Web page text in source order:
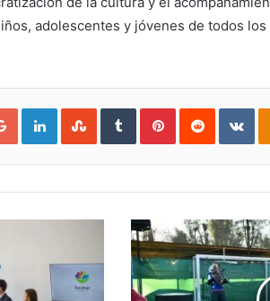
adolescentes y jóvenes de todos
Google+LinkedInStumbleUpon
TumblrPinterestReddit